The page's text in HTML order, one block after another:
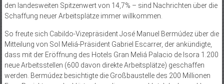
den landesweiten Spitzenwert von 14,7% – sind Nachrichten über die
Schaffung neuer Arbeitsplätze immer willkommen.
So freute sich Cabildo-Vizepräsident José Manuel Bermúdez über die
Mitteilung von Sol Meliá-Präsident Gabriel Escarrer, der ankündigte,
dass mit der Eröffnung des Hotels Gran Meliá Palacio de Isora 1.200
neue Arbeitsstellen (600 davon direkte Arbeitsplätze) geschaffen
werden. Bermúdez besichtigte die Großbaustelle des 200 Millionen